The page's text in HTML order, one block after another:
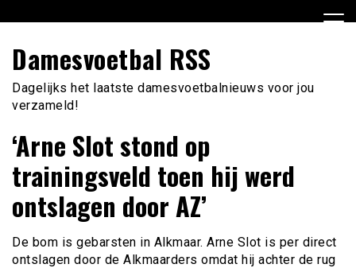
naar
inhoud
Damesvoetbal RSS
Dagelijks het laatste damesvoetbalnieuws voor jou
verzameld!
‘Arne Slot stond op
trainingsveld toen hij werd
ontslagen door AZ’
De bom is gebarsten in Alkmaar. Arne Slot is per direct
ontslagen door de Alkmaarders omdat hij achter de rug